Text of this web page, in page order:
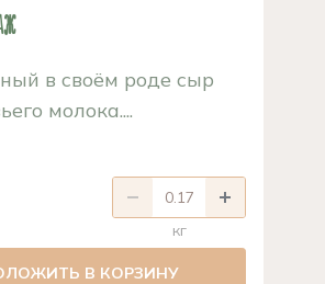
в своём роде сыр
молока....
кг
В КОРЗИНУ